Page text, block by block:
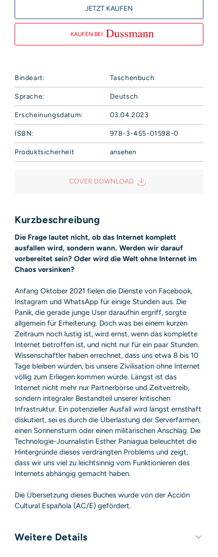
JETZT KAUFEN
KAUFEN BEI
Bindeart: Taschenbuch
Sprache: Deutsch
Erscheinungsdatum: 03.04.2023
ISBN: 978-3-455-01598-0
Produktsicherheit
ansehen
Sicherheitshinweis entsprechend Art. 9 Abs. 7 S. 2 der
GPSRentbehrlich
COVER DOWNLOAD
Kurzbeschreibung
Die Frage lautet nicht, ob das Internet komplett
ausfallen wird, sondern wann. Werden wir darauf
vorbereitet sein? Oder wird die Welt ohne Internet im
Chaos versinken?
Anfang Oktober 2021 fielen die Dienste von Facebook,
Instagram und WhatsApp für einige Stunden aus. Die
Panik, die gerade junge User daraufhin ergriff, sorgte
allgemein für Erheiterung. Doch was bei einem kurzen
Zeitraum noch lustig ist, wird ernst, wenn das komplette
Internet betroffen ist, und nicht nur für ein paar Stunden.
Wissenschaftler haben errechnet, dass uns etwa 8 bis 10
Tage bleiben würden, bis unsere Zivilisation ohne Internet
völlig zum Erliegen kommen würde. Längst ist das
Internet nicht mehr nur Partnerbörse und Zeitvertreib,
sondern integraler Bestandteil unserer kritischen
Infrastruktur. Ein potenzieller Ausfall wird längst ernsthaft
diskutiert, sei es durch die Überlastung der Serverfarmen,
einen Sonnensturm oder einen militärischen Anschlag. Die
Technologie-Journalistin Esther Paniagua beleuchtet die
Hintergründe dieses verdrängten Problems und zeigt,
dass wir uns viel zu leichtsinnig vom Funktionieren des
Internets abhängig gemacht haben.
Die Übersetzung dieses Buches wurde von der Acción
Cultural Española (AC/E) gefördert.
Weitere Details